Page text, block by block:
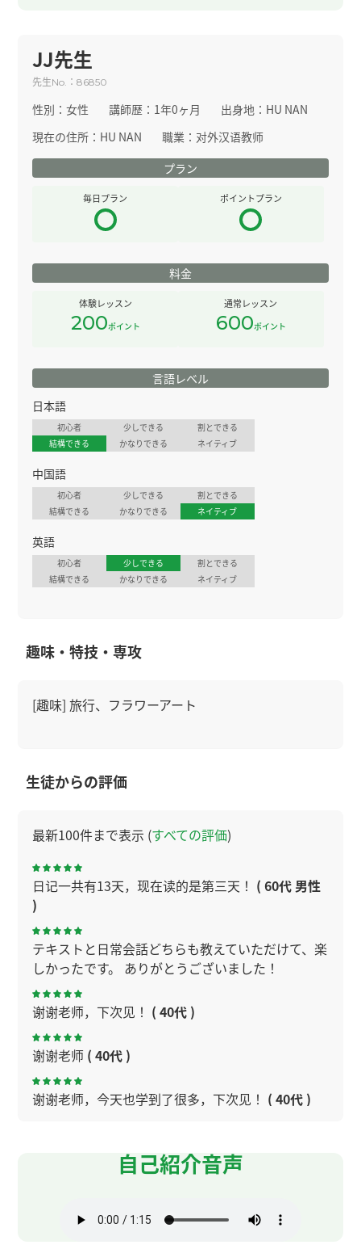
JJ先生
先生No. ：86850
性別：女性 講師歴： 1年0ヶ月 出身地： HU NAN
現在の住所： HU NAN 職業： 对外汉语教师
プラン
毎日プラン ポイントプラン
料金
体験レッスン
200ポイント
通常レッスン
600ポイント
言語レベル
日本語
初心者 少しできる
割とできる
結構できる
かなりできる ネイティブ
中国語
初心者 少しできる
割とできる
結構できる
かなりできる ネイティブ
英語
初心者 少しできる
割とできる
結構できる
かなりできる ネイティブ
趣味・特技・専攻
[趣味] 旅行、フラワーアート
生徒からの評価
最新100件まで表示 (すべての評価)
日记一共有13天，现在读的是第三天！ ( 60代 男性
)
テキストと日常会話どちらも教えていただけて、楽
しかったです。 ありがとうございました！
谢谢老师，下次见！ ( 40代 )
谢谢老师 ( 40代 )
谢谢老师，今天也学到了很多，下次见！ ( 40代 )
中国有很多有趣的地方啊！ ( 60代 男性 )
自己紹介音声